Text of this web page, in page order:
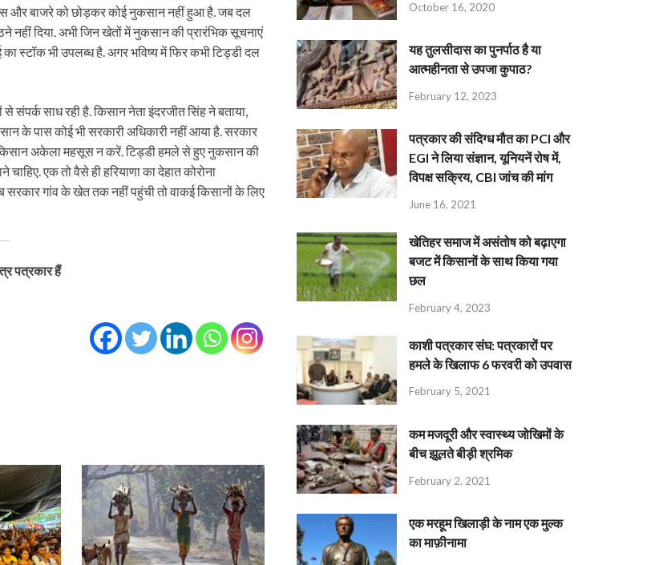
और बाजरे को छोड़कर कोई नुकसान नहीं हुआ है. जब दल
नहीं दिया. अभी जिन खेतों में नुकसान की प्रारंभिक सूचनाएं
का स्टॉक भी उपलब्ध है. अगर भविष्य में फिर कभी टिड्डी दल
संपर्क साध रही है. किसान नेता इंदरजीत सिंह ने बताया,
के पास कोई भी सरकारी अधिकारी नहीं आया है. सरकार
किसान अकेला महसूस न करें. टिड्डी हमले से हुए नुकसान की
एक तो वैसे ही हरियाणा का देहात कोरोना
गांव के खेत तक नहीं पहुंची तो वाकई किसानों के लिए
पत्रकार हैं
October 16, 2020
यह तुलसीदास का पुनर्पाठ है या
आत्महीनता से उपजा कुपाठ?
February 12, 2023
पत्रकार की संदिग्ध मौत का PCI और
EGI ने लिया संज्ञान, यूनियनें रोष में,
विपक्ष सक्रिय, CBI जांच की मांग
June 16, 2021
खेतिहर समाज में असंतोष को बढ़ाएगा
बजट में किसानों के साथ किया गया
छल
February 4, 2023
काशी पत्रकार संघ: पत्रकारों पर
हमले के खिलाफ 6 फरवरी को उपवास
February 5, 2021
कम मजदूरी और स्वास्थ्य जोखिमों के
बीच झूलते बीड़ी श्रमिक
February 2, 2021
एक मरहूम खिलाड़ी के नाम एक मुल्क
का माफ़ीनामा